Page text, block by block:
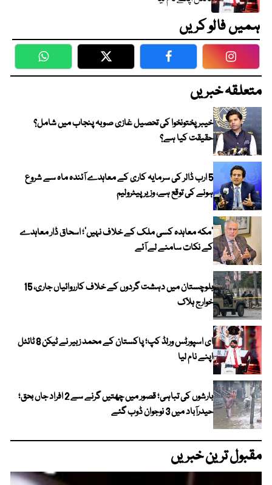
ہمیں فالو کریں
WhatsApp Twitter Facebook
متعلقہ خبریں
خیبر پختونخوا کی تحصیل غازی صوبہ پنجاب میں شامل؟
حقیقت کیا ہے؟
5 ارب ڈالر کی سرمایہ کاری کے معاہدے آئندہ ماہ سے شروع
ہونے کی توقع ہے، وزیر پیٹرولیم
‘مکہ معاہدہ کسی ملک کے خلاف نہیں’؛ اسحاق ڈار معاہدے
کے نکات سامنے لے آئے
بلوچستان میں دہشت گردوں کے خلاف کارروائیاں جاری، 15
خوارج ہلاک
ای اسپورٹس ورلڈ کپ؛ پاکستان کے محمد زبیر نے ٹیکن 8 ٹائٹل
اپنے نام لیا
بارشوں کی تباہی؛ قصور میں چھتیں گرنے سے 2 افراد جاں بحق؛
حیدرآباد میں 3 نوجوان ڈوب گئے
مقبول ترین خبریں